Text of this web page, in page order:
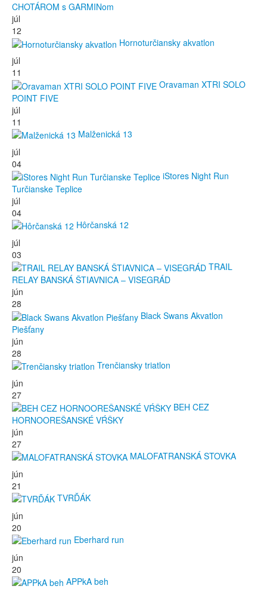
CHOTÁROM s GARMINom
júl
12
Hornoturčiansky akvatlon
júl
11
Oravaman XTRI SOLO
POINT FIVE
júl
11
Malženická 13
júl
04
iStores Night Run
Turčianske Teplice
júl
04
Hôrčanská 12
júl
03
TRAIL
RELAY BANSKÁ ŠTIAVNICA – VISEGRÁD
jún
28
Black Swans Akvatlon
Piešťany
jún
28
Trenčiansky triatlon
jún
27
BEH CEZ
HORNOOREŠANSKÉ VŔŠKY
jún
27
MALOFATRANSKÁ STOVKA
jún
21
TVRĎÁK
jún
20
Eberhard run
jún
20
APPkA beh